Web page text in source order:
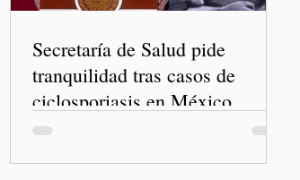
Secretaría de Salud pide
tranquilidad tras casos de
ciclosporiasis en México